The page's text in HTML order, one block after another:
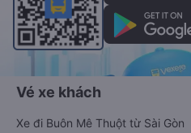
Vé xe khách
Xe đi Buôn Mê Thuột từ Sài Gòn